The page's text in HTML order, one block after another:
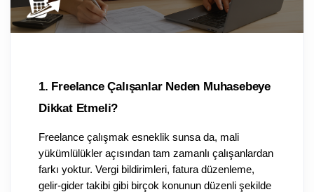
1. Freelance Çalışanlar Neden Muhasebeye
Dikkat Etmeli?
Freelance çalışmak esneklik sunsa da, mali
yükümlülükler açısından tam zamanlı çalışanlardan
farkı yoktur. Vergi bildirimleri, fatura düzenleme,
gelir-gider takibi gibi birçok konunun düzenli şekilde